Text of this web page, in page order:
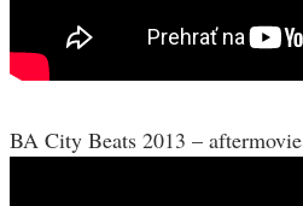
BA City Beats 2013 – aftermovie